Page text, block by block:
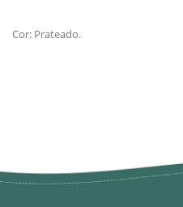
Cor: Prateado.